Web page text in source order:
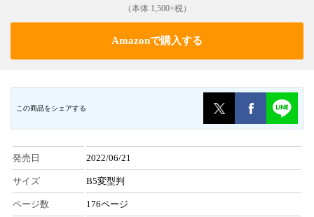
（本体 1,500+税）
Amazonで購入する
この商品をシェアする
発売日 2022/06/21
サイズ B5変型判
ページ数 176ページ